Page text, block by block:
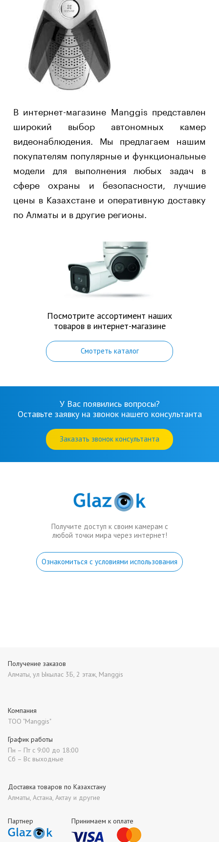
В интернет-магазине Manggis представлен
широкий выбор автономных камер
видеонаблюдения. Мы предлагаем нашим
покупателям популярные и функциональные
модели для выполнения любых задач в
сфере охраны и безопасности, лучшие
цены в Казахстане и оперативную доставку
по Алматы и в другие регионы.
Посмотрите ассортимент наших
товаров в интернет-магазине
Смотреть каталог
У Вас появились вопросы?
Оставьте заявку на звонок нашего консультанта
Заказать звонок консультанта
Получите доступ к своим камерам с
любой точки мира через интернет!
Ознакомиться с условиями использования
Партнер Принимаем к оплате
Получение заказов
Алматы, ул Ыкылас 3Б, 2 этаж, Manggis
Компания
ТОО "Manggis"
Доставка товаров по Казахстану
Алматы, Астана, Актау и другие
График работы
Пн – Пт с 9:00 до 18:00
Сб – Вс выходные